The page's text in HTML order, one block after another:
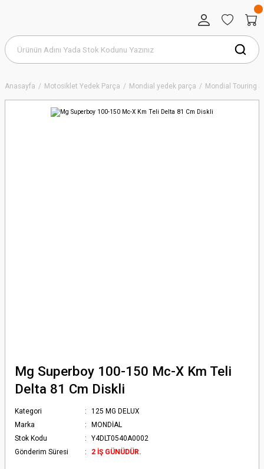
Anasayfa Motosiklet Yedek Parça Mondial yedek parça Mondial Touring
Mg Superboy 100-150 Mc-X Km Teli
Delta 81 Cm Diskli
Kategori
125 MG DELUX
Marka
MONDİAL
Stok Kodu
Y4DLT0540A0002
Gönderim Süresi
2 İŞ GÜNÜDÜR.